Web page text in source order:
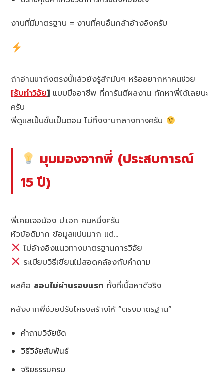
งานที่มีมาตรฐาน = งานที่คนอื่นกล้าอ้างอิงครับ
ถ้าอ่านมาถึงตรงนี้แล้วยังรู้สึกมึนๆ หรืออยากหาคนช่วย
[รับทำวิจัย] แบบมืออาชีพ ที่การันตีผลงาน ทักหาพี่ได้เลยนะ
ครับ
พี่ดูแลเป็นขั้นเป็นตอน ไม่ทิ้งงานกลางทางครับ
มุมมองจากพี่ (ประสบการณ์
15 ปี)
พี่เคยเจอน้อง ป.เอก คนหนึ่งครับ
หัวข้อดีมาก ข้อมูลแน่นมาก แต่…
ไม่อ้างอิงแนวทางมาตรฐานการวิจัย
ระเบียบวิธีเขียนไม่สอดคล้องกับคำถาม
ผลคือ สอบไม่ผ่านรอบแรก ทั้งที่เนื้อหาดีจริง
หลังจากพี่ช่วยปรับโครงสร้างให้ “ตรงมาตรฐาน”
คำถามวิจัยชัด
วิธีวิจัยสัมพันธ์
จริยธรรมครบ